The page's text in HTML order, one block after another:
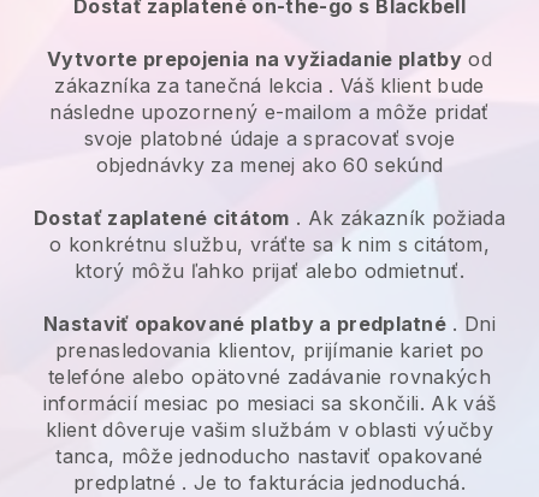
Dostať zaplatené on-the-go s Blackbell
Vytvorte prepojenia na vyžiadanie platbyod
zákazníka zatanečná lekcia . Váš klient bude
následne upozornený e-mailom a môže pridať
svoje platobné údaje a spracovať svoje
objednávky za menej ako 60 sekúnd
Dostať zaplatené citátom . Ak zákazník požiada
o konkrétnu službu, vráťte sa k nim s citátom,
ktorý môžu ľahko prijať alebo odmietnuť.
Nastaviť opakované platby a predplatné . Dni
prenasledovania klientov, prijímanie kariet po
telefóne alebo opätovné zadávanie rovnakých
informácií mesiac po mesiaci sa skončili. Ak váš
klient dôveruje vašim službám v oblasti výučby
tanca, môže jednoducho nastaviť opakované
predplatné . Je to fakturácia jednoduchá.